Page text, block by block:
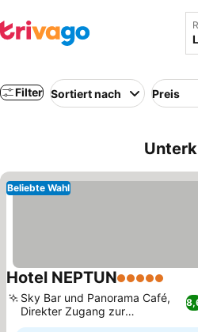
Filter Sortiert nach Preis
Beliebte Wahl
Hotel NEPTUN5 Sterne
Sky Bar und Panorama Café,
Direkter Zugang zur
Strandpromenade